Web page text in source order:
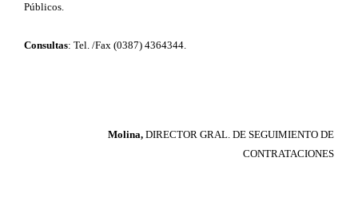
Públicos.
Consultas: Tel. /Fax (0387) 4364344.
Molina, DIRECTOR GRAL. DE SEGUIMIENTO DE
CONTRATACIONES